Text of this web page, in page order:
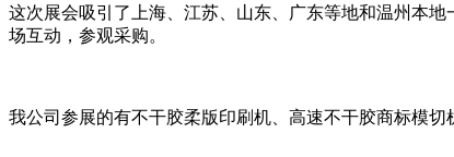
这次展会吸引了上海、江苏、山东、广东等地和温州本
场互动，参观采购。
我公司参展的有不干胶柔版印刷机、高速不干胶商标模